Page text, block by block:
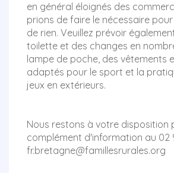
en général éloignés des
prions de faire le nécessaire
de rien. Veuillez prévoir
toilette et des changes en
lampe de poche, des vêtements
adaptés pour le sport et la
jeux en extérieurs.
Nous restons à votre disposition
complément d'information au 02
fr.bretagne@famillesrurales.org